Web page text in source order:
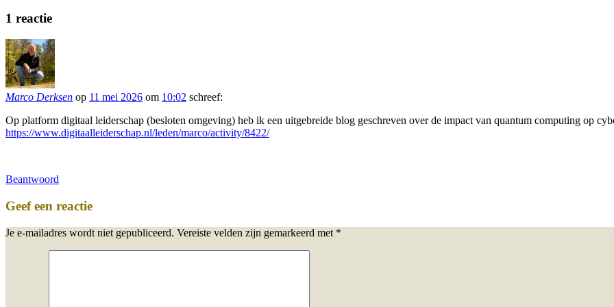
1 reactie
Marco Derksen op 11 mei 2026 om 10:02 schreef:
Op platform digitaal leiderschap (besloten omgeving) heb ik een uitgebreide blog geschreven over de impact van quantum computing op
https://www.digitaalleiderschap.nl/leden/marco/activity/8422/
Beantwoord
Geef een reactie
Je e-mailadres wordt niet gepubliceerd. Vereiste velden zijn gemarkeerd met *